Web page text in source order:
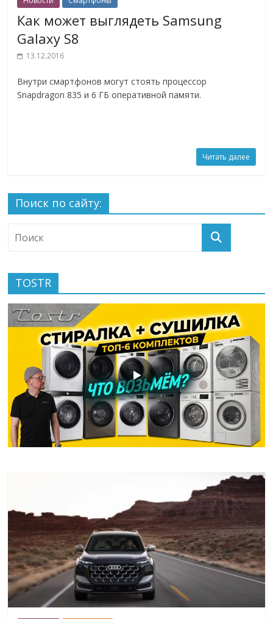
Как может выглядеть Samsung
Galaxy S8
13.12.2016
Внутри смартфонов могут стоять процессор
Snapdragon 835 и 6 ГБ оперативной памяти.
Читать далее
Поиск по сайту:
TOSTR